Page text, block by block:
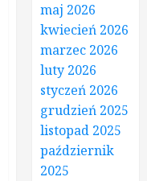
maj 2026
kwiecień 2026
marzec 2026
luty 2026
styczeń 2026
grudzień 2025
listopad 2025
październik
2025